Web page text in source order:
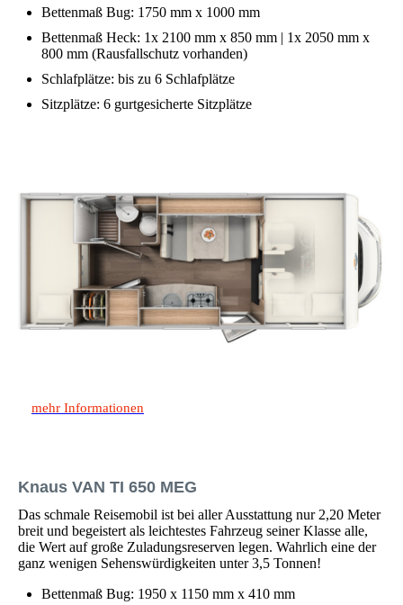
Bettenmaß Bug: 1750 mm x 1000 mm
Bettenmaß Heck: 1x 2100 mm x 850 mm | 1x 2050 mm x
800 mm (Rausfallschutz vorhanden)
Schlafplätze: bis zu 6 Schlafplätze
Sitzplätze: 6 gurtgesicherte Sitzplätze
mehr Informationen
Knaus VAN TI 650 MEG
Das schmale Reisemobil ist bei aller Ausstattung nur 2,20 Meter
breit und begeistert als leichtestes Fahrzeug seiner Klasse alle,
die Wert auf große Zuladungsreserven legen. Wahrlich eine der
ganz wenigen Sehenswürdigkeiten unter 3,5 Tonnen!
Bettenmaß Bug: 1950 x 1150 mm x 410 mm